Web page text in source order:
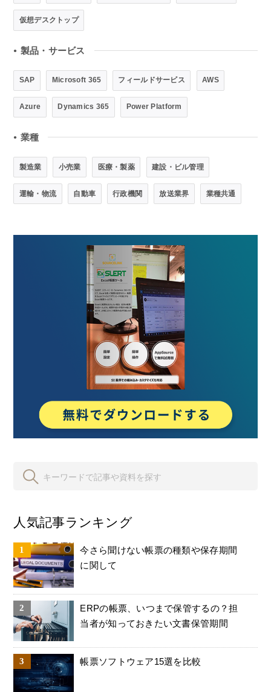
仮想デスクトップ
● 製品・サービス
SAP Microsoft 365 フィールドサービス AWS
Azure Dynamics 365 Power Platform
● 業種
製造業 小売業 医療・製薬 建設・ビル管理
運輸・物流 自動車 行政機関 放送業界 業種共通
人気記事ランキング
今さら聞けない帳票の種類や保存期間
に関して
ERPの帳票、いつまで保管するの？担
当者が知っておきたい文書保管期間
帳票ソフトウェア15選を比較